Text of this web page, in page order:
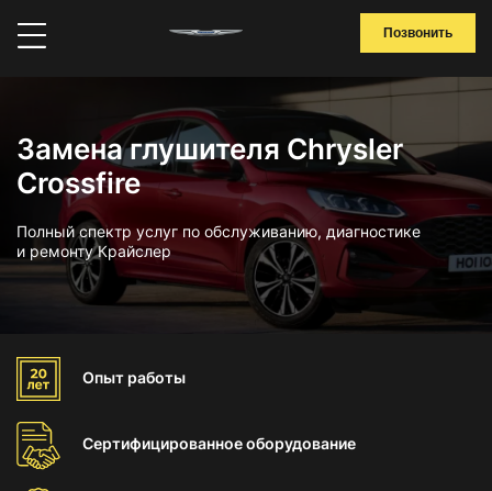
Позвонить
Замена глушителя Chrysler
Crossfire
Полный спектр услуг по обслуживанию, диагностике
и ремонту Крайслер
Опыт работы
Сертифицированноеоборудование